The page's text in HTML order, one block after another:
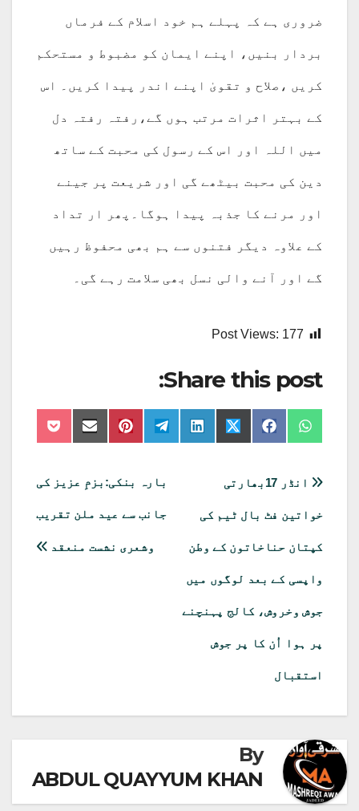
ضروری ہے کہ پہلے ہم خود اسلام کے فرماں
بردار بنیں، اپنے ایمان کو مضبوط و مستحکم
کریں ،صلاح و تقویٰ اپنے اندر پیدا کریں۔ اس
کے بہتر اثرات مرتب ہوں گے،رفتہ رفتہ دل
میں اللہ اور اس کے رسول کی محبت کے ساتھ
دین کی محبت بیٹھے گی اور شریعت پر جینے
اور مرنے کا جذبہ پیدا ہوگا۔پھر ار تداد
کے علاوہ دیگر فتنوں سے ہم بھی محفوظ رہیں
گے اور آنے والی نسل بھی سلامت رہے گی۔
Post Views: 177
Share this post:
Share
on
Share
on
Share
on
Share
on
Share
on
Share
on
Share
on
Share
on
پوسٹوں
کی
نیویگیشن
بارہ بنکی:بزمِ عزیز کی
جانب سے عید ملن تقریب
وشعری نشست منعقد
انڈر 17بھارتی
خواتین فٹ بال ٹیم کی
کپتان حناخاتون کے وطن
واپسی کے بعد لوگوں میں
جوش وخروش، کالج پہنچنے
پر ہوا اُن کا پر جوش
استقبال
By
ABDUL QUAYYUM KHAN